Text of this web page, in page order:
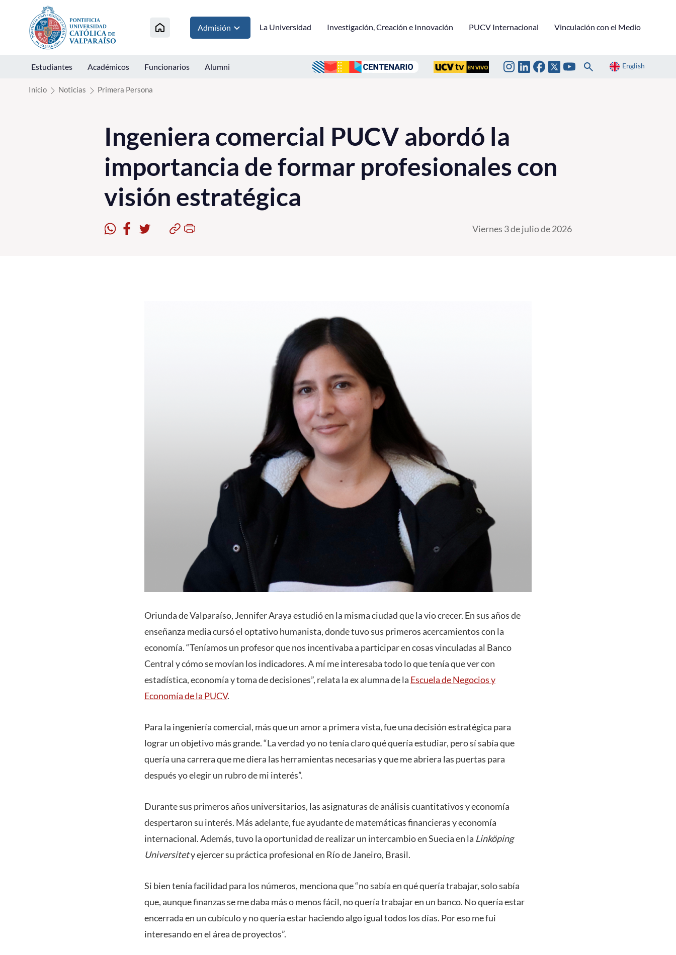
Click acá para ir directamente al contenido
Admisión La Universidad Investigación, Creación e Innovación PUCV Internacional Vinculación con el Medio
Estudiantes Académicos Funcionarios Alumni English
Inicio Noticias Primera Persona
Ingeniera comercial PUCV abordó la
importancia de formar profesionales con
visión estratégica
Viernes 3 de julio de 2026
Oriunda de Valparaíso, Jennifer Araya estudió en la misma ciudad que la vio crecer. En sus años de
enseñanza media cursó el optativo humanista, donde tuvo sus primeros acercamientos con la
economía. “Teníamos un profesor que nos incentivaba a participar en cosas vinculadas al Banco
Central y cómo se movían los indicadores. A mí me interesaba todo lo que tenía que ver con
estadística, economía y toma de decisiones”, relata la ex alumna de la Escuela de Negocios y
Economía de la PUCV.
Para la ingeniería comercial, más que un amor a primera vista, fue una decisión estratégica para
lograr un objetivo más grande. “La verdad yo no tenía claro qué quería estudiar, pero sí sabía que
quería una carrera que me diera las herramientas necesarias y que me abriera las puertas para
después yo elegir un rubro de mi interés”.
Durante sus primeros años universitarios, las asignaturas de análisis cuantitativos y economía
despertaron su interés. Más adelante, fue ayudante de matemáticas financieras y economía
internacional. Además, tuvo la oportunidad de realizar un intercambio en Suecia en la Linköping
Universitety ejercer su práctica profesional en Río de Janeiro, Brasil.
Si bien tenía facilidad para los números, menciona que “no sabía en qué quería trabajar, solo sabía
que, aunque finanzas se me daba más o menos fácil, no quería trabajar en un banco. No quería estar
encerrada en un cubículo y no quería estar haciendo algo igual todos los días. Por eso me fui
interesando en el área de proyectos”.